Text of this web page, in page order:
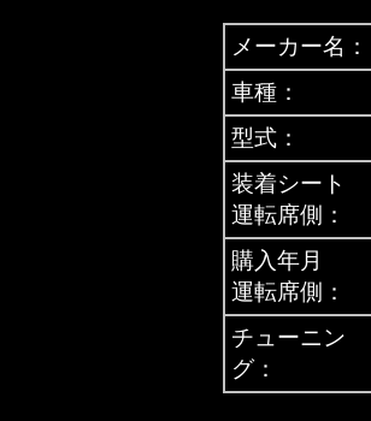
メーカー名：
車種：
型式：
装着シート
運転席側：
購入年月
運転席側：
チューニン
グ：